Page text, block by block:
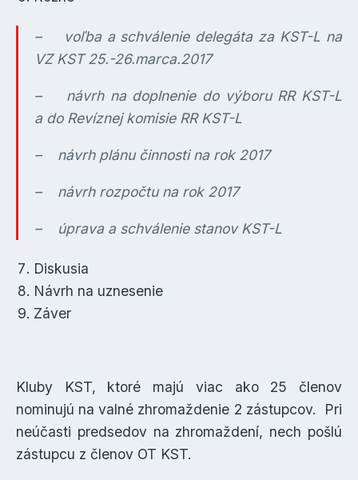
– voľba a schválenie delegáta za KST-L na
VZ KST 25.-26.marca.2017
– návrh na doplnenie do výboru RR KST-L
a do Revíznej komisie RR KST-L
– návrh plánu činnosti na rok 2017
– návrh rozpočtu na rok 2017
– úprava a schválenie stanov KST-L
Diskusia
Návrh na uznesenie
Záver
Kluby KST, ktoré majú viac ako 25 členov
nominujú na valné zhromaždenie 2 zástupcov. Pri
neúčasti predsedov na zhromaždení, nech pošlú
zástupcu z členov OT KST.